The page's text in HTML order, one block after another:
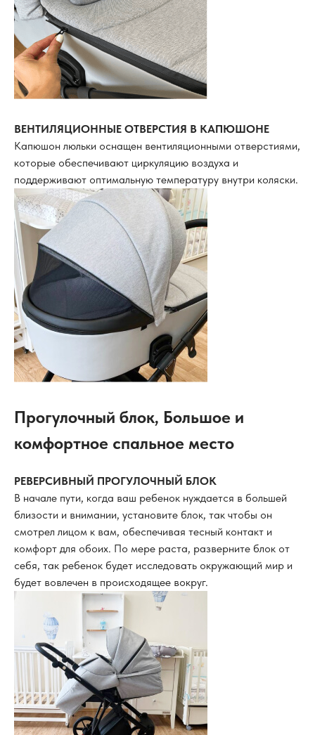
ВЕНТИЛЯЦИОННЫЕ ОТВЕРСТИЯ В КАПЮШОНЕ
Капюшон люльки оснащен вентиляционными отверстиями,
которые обеспечивают циркуляцию воздуха и
поддерживают оптимальную температуру внутри коляски.
Прогулочный блок, Большое и
комфортное спальное место
РЕВЕРСИВНЫЙ ПРОГУЛОЧНЫЙ БЛОК
В начале пути, когда ваш ребенок нуждается в большей
близости и внимании, установите блок, так чтобы он
смотрел лицом к вам, обеспечивая тесный контакт и
комфорт для обоих. По мере раста, разверните блок от
себя, так ребенок будет исследовать окружающий мир и
будет вовлечен в происходящее вокруг.